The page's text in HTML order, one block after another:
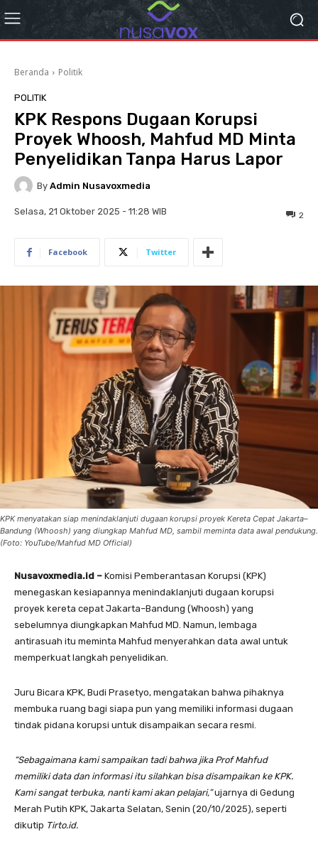
Beranda Politik
POLITIK
KPK Respons Dugaan Korupsi
Proyek Whoosh, Mahfud MD Minta
Penyelidikan Tanpa Harus Lapor
By Admin Nusavoxmedia
Selasa, 21 Oktober 2025 - 11:28 WIB 2
Facebook Twitter
KPK menyatakan siap menindaklanjuti dugaan korupsi proyek Kereta Cepat Jakarta–
Bandung (Whoosh) yang diungkap Mahfud MD, sambil meminta data awal pendukung.
(Foto: YouTube/Mahfud MD Official)
Nusavoxmedia.id – Komisi Pemberantasan Korupsi (KPK)
menegaskan kesiapannya menindaklanjuti dugaan korupsi
proyek kereta cepat Jakarta–Bandung (Whoosh) yang
sebelumnya diungkapkan Mahfud MD. Namun, lembaga
antirasuah itu meminta Mahfud menyerahkan data awal untuk
memperkuat langkah penyelidikan.
Juru Bicara KPK, Budi Prasetyo, mengatakan bahwa pihaknya
membuka ruang bagi siapa pun yang memiliki informasi dugaan
tindak pidana korupsi untuk disampaikan secara resmi.
“Sebagaimana kami sampaikan tadi bahwa jika Prof Mahfud
memiliki data dan informasi itu silahkan bisa disampaikan ke KPK.
Kami sangat terbuka, nanti kami akan pelajari,”ujarnya di Gedung
Merah Putih KPK, Jakarta Selatan, Senin (20/10/2025), seperti
dikutip Tirto.id.